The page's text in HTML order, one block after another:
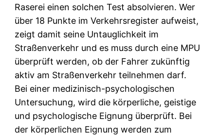
Raserei einen solchen Test absolvieren. Wer
über 18 Punkte im Verkehrsregister aufweist,
zeigt damit seine Untauglichkeit im
Straßenverkehr und es muss durch eine MPU
überprüft werden, ob der Fahrer zukünftig
aktiv am Straßenverkehr teilnehmen darf.
Bei einer medizinisch-psychologischen
Untersuchung, wird die körperliche, geistige
und psychologische Eignung überprüft. Bei
der körperlichen Eignung werden zum